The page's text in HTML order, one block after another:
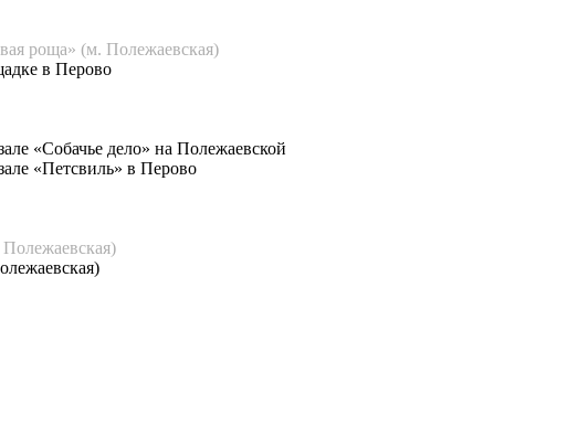
роща» (м. Полежаевская)
в Перово
«Собачье дело» на Полежаевской
«Петсвиль» в Перово